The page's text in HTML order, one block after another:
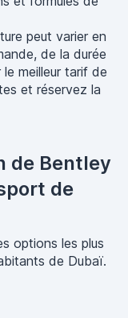
peut varier en
de la durée
meilleur tarif de
et réservez la
de Bentley
de
options les plus
de Dubaï.